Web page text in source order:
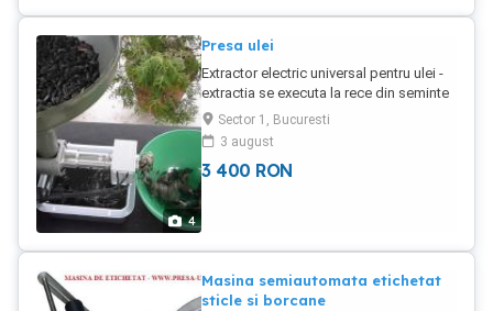
4
Presa ulei
Extractor electric universal pentru ulei -
extractia se executa la rece din seminte
oleaginoase: Capacitatea este functie
de continutul de ulei din seminte.
Sector 1, Bucuresti
3 august
3 400 RON
Masina semiautomata etichetat
sticle si borcane